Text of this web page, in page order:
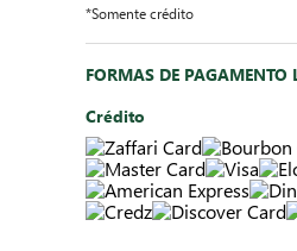
*Somente crédito
FORMAS DE PAGAMENTO
Crédito